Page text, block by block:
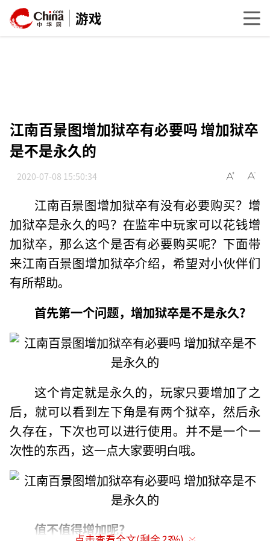
游戏
江南百景图增加狱卒有必要吗 增加狱卒
是不是永久的
2020-07-08 15:50:34
江南百景图增加狱卒有没有必要购买？增
加狱卒是永久的吗？在监牢中玩家可以花钱增
加狱卒，那么这个是否有必要购买呢？下面带
来江南百景图增加狱卒介绍，希望对小伙伴们
有所帮助。
首先第一个问题，增加狱卒是不是永久?
这个肯定就是永久的，玩家只要增加了之
后，就可以看到左下角是有两个狱卒，然后永
久存在，下次也可以进行使用。并不是一个一
次性的东西，这一点大家要明白哦。
值不值得增加呢?